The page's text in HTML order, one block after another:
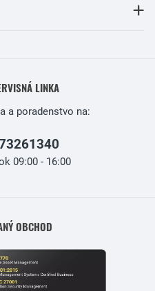
LINKA
a poradenstvo na:
09:00 - 16:00
OBCHOD